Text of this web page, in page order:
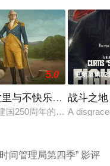
became a par
5.0
与不快乐的追求：一
国250周年的献礼，该剧
更新至第02
战斗之地
A
间管理局第四季” 影评